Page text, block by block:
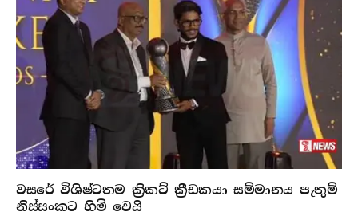
වසරේ විශිෂ්ටතම ක්‍රිකට් ක්‍රීඩකයා සම්මානය පැතුම්
නිස්සංකට හිමි වෙයි